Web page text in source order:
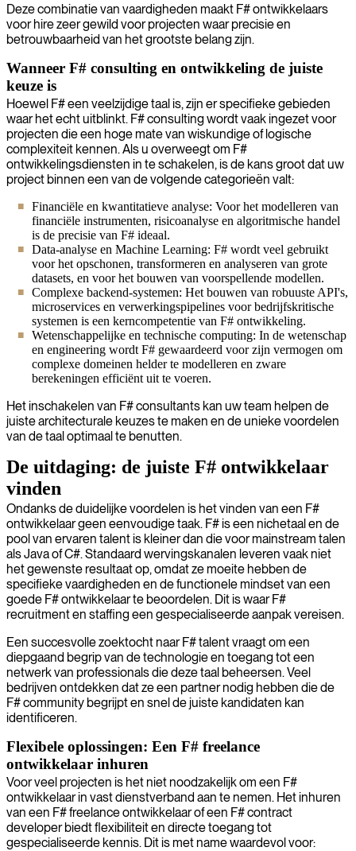
Deze combinatie van vaardigheden maakt F# ontwikkelaars
voor hire zeer gewild voor projecten waar precisie en
betrouwbaarheid van het grootste belang zijn.
Wanneer F# consulting en ontwikkeling de juiste
keuze is
Hoewel F# een veelzijdige taal is, zijn er specifieke gebieden
waar het echt uitblinkt. F# consulting wordt vaak ingezet voor
projecten die een hoge mate van wiskundige of logische
complexiteit kennen. Als u overweegt om F#
ontwikkelingsdiensten in te schakelen, is de kans groot dat uw
project binnen een van de volgende categorieën valt:
Financiële en kwantitatieve analyse: Voor het modelleren van
financiële instrumenten, risicoanalyse en algoritmische handel
is de precisie van F# ideaal.
Data-analyse en Machine Learning: F# wordt veel gebruikt
voor het opschonen, transformeren en analyseren van grote
datasets, en voor het bouwen van voorspellende modellen.
Complexe backend-systemen: Het bouwen van robuuste API's,
microservices en verwerkingspipelines voor bedrijfskritische
systemen is een kerncompetentie van F# ontwikkeling.
Wetenschappelijke en technische computing: In de wetenschap
en engineering wordt F# gewaardeerd voor zijn vermogen om
complexe domeinen helder te modelleren en zware
berekeningen efficiënt uit te voeren.
Het inschakelen van F# consultants kan uw team helpen de
juiste architecturale keuzes te maken en de unieke voordelen
van de taal optimaal te benutten.
De uitdaging: de juiste F# ontwikkelaar
vinden
Ondanks de duidelijke voordelen is het vinden van een F#
ontwikkelaar geen eenvoudige taak. F# is een nichetaal en de
pool van ervaren talent is kleiner dan die voor mainstream talen
als Java of C#. Standaard wervingskanalen leveren vaak niet
het gewenste resultaat op, omdat ze moeite hebben de
specifieke vaardigheden en de functionele mindset van een
goede F# ontwikkelaar te beoordelen. Dit is waar F#
recruitment en staffing een gespecialiseerde aanpak vereisen.
Een succesvolle zoektocht naar F# talent vraagt om een
diepgaand begrip van de technologie en toegang tot een
netwerk van professionals die deze taal beheersen. Veel
bedrijven ontdekken dat ze een partner nodig hebben die de
F# community begrijpt en snel de juiste kandidaten kan
identificeren.
Flexibele oplossingen: Een F# freelance
ontwikkelaar inhuren
Voor veel projecten is het niet noodzakelijk om een F#
ontwikkelaar in vast dienstverband aan te nemen. Het inhuren
van een F# freelance ontwikkelaar of een F# contract
developer biedt flexibiliteit en directe toegang tot
gespecialiseerde kennis. Dit is met name waardevol voor: